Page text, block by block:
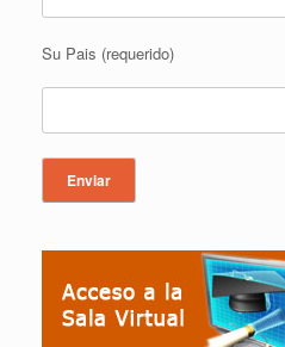
Su Pais (requerido)